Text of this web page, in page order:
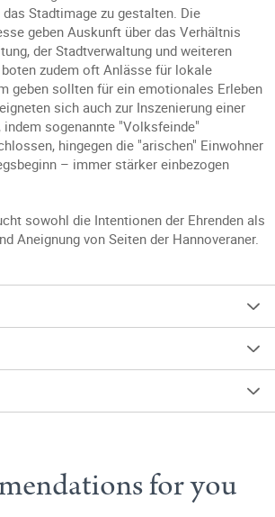
das Stadtimage zu gestalten. Die
geben Auskunft über das Verhältnis
der Stadtverwaltung und weiteren
zudem oft Anlässe für lokale
geben sollten für ein emotionales Erleben
sich auch zur Inszenierung einer
sogenannte "Volksfeinde"
hingegen die "arischen" Einwohner
– immer stärker einbezogen
sowohl die Intentionen der Ehrenden als
Aneignung von Seiten der Hannoveraner.
for you